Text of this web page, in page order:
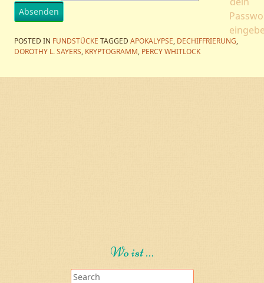
POSTED IN FUNDSTÜCKE TAGGED APOKALYPSE, DECHIFFRIERUNG,
DOROTHY L. SAYERS, KRYPTOGRAMM, PERCY WHITLOCK
Wo ist …
Search